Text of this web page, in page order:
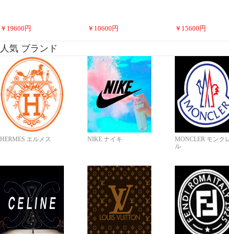
￥ 19600 円 ￥ 10600 円 ￥ 15600 円
人気 ブランド
HERMES エルメス NIKE ナイキ
MONCLER モンク
ル